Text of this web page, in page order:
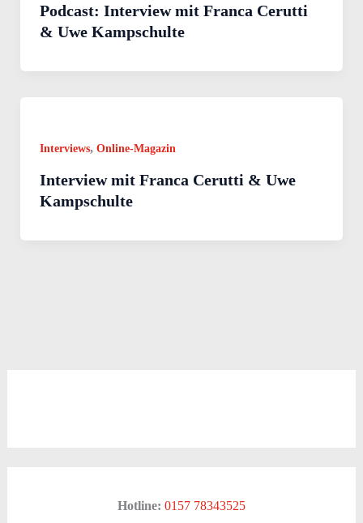
Podcast: Interview mit Franca Cerutti
& Uwe Kampschulte
Interviews, Online-Magazin
Interview mit Franca Cerutti & Uwe
Kampschulte
Hotline: 0157 78343525